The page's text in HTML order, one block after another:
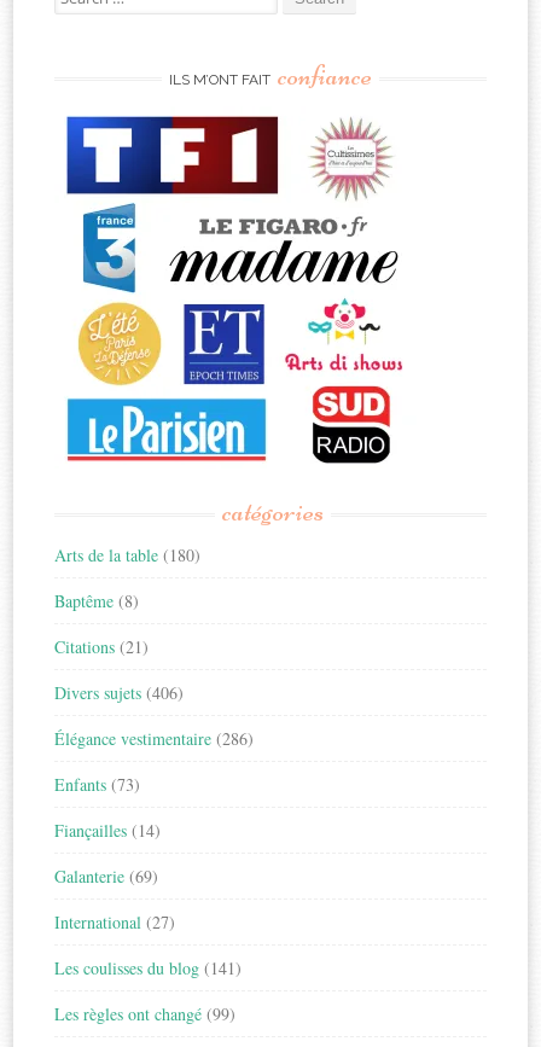
for:
ILS M’ONT FAIT confiance
catégories
Arts de la table (180)
Baptême (8)
Citations (21)
Divers sujets (406)
Élégance vestimentaire (286)
Enfants (73)
Fiançailles (14)
Galanterie (69)
International (27)
Les coulisses du blog (141)
Les règles ont changé (99)